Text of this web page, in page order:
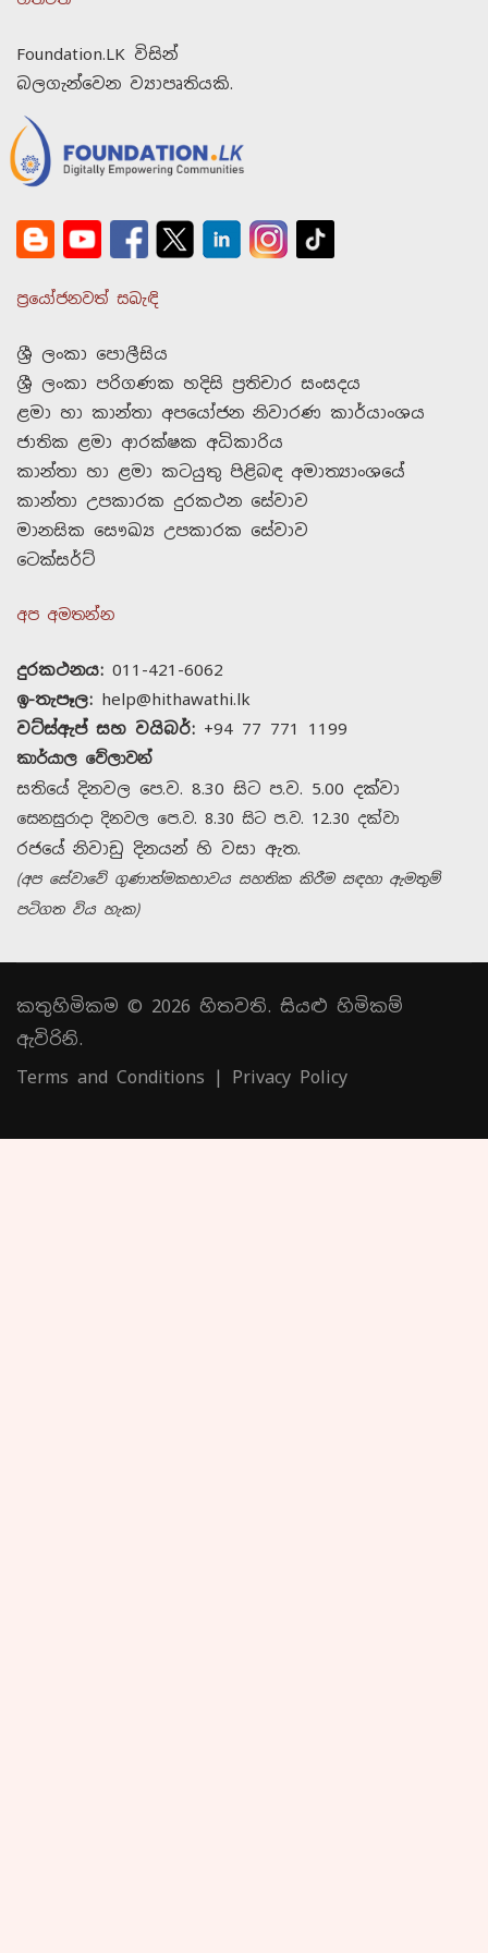
Foundation.LK විසින්
බලගැන්වෙන ව්‍යාපෘතියකි.
ප්‍රයෝජනවත් සබැඳි
ශ්‍රී ලංකා පොලීසිය
ශ්‍රී ලංකා පරිගණක හදිසි ප්‍රතිචාර සංසදය
ළමා හා කාන්තා අපයෝජන නිවාරණ කාර්යාංශය
ජාතික ළමා ආරක්ෂක අධිකාරිය
කාන්තා හා ළමා කටයුතු පිළිබඳ අමාත්‍යාංශයේ
කාන්තා උපකාරක දුරකථන සේවාව
මානසික සෞඛ්‍ය උපකාරක සේවාව
ටෙක්සර්ට්
අප අමතන්න
දුරකථනය: 011-421-6062
ඉ-තැපෑල: help@hithawathi.lk
වට්ස්ඇප් සහ වයිබර්: +94 77 771 1199
කාර්යාල වේලාවන්
සතියේ දිනවල පෙ.ව. 8.30 සිට ප.ව. 5.00 දක්වා
සෙනසුරාදා දිනවල පෙ.ව. 8.30 සිට ප.ව. 12.30 දක්වා
රජයේ නිවාඩු දිනයන් හි වසා ඇත.
(අප සේවාවේ ගුණාත්මකභාවය සහතික කිරීම සඳහා ඇමතුම්
පටිගත විය හැක)
කතුහිමිකම © 2026 හිතවති. සියළු හිමිකම්
ඇවිරිනි.
Terms and Conditions | Privacy Policy